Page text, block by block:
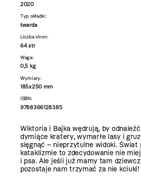
2020
Typ okładki:
twarda
Liczba stron:
64 str
Waga:
0,5 kg
Wymiary:
185x250 mm
ISBN:
9788366128385
Wiktoria i Bajka wędrują, by
dymiące kratery, wymarłe lasy i
sięgnąć – nieprzytulne widoki. Świat
kataklizmie to zdecydowanie nie
i psa. Ale jeśli już mamy tam
pozostaje nam trzymać za nie kciuki!